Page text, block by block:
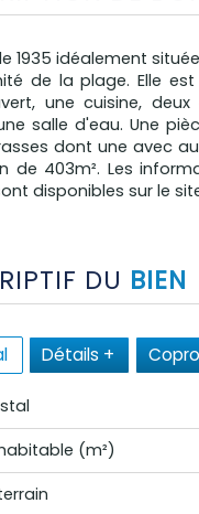
1935 idéalement
de la plage. Elle
une cuisine, deux
salle d'eau. Une
dont une avec
de 403m². Les
disponibles sur le
DU BIEN
Détails +
(m²)